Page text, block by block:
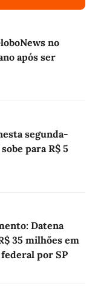
no
após ser
segunda-
para R$ 5
Datena
35 milhões em
por SP